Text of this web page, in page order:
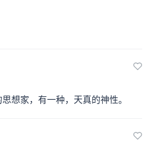
想家，有一种，天真的神性。